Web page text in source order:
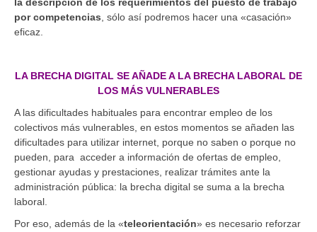
la descripción de los requerimientos del puesto de trabajo
por competencias, sólo así podremos hacer una «casación»
eficaz.
LA BRECHA DIGITAL SE AÑADE A LA BRECHA LABORAL DE
LOS MÁS VULNERABLES
A las dificultades habituales para encontrar empleo de los
colectivos más vulnerables, en estos momentos se añaden las
dificultades para utilizar internet, porque no saben o porque no
pueden, para acceder a información de ofertas de empleo,
gestionar ayudas y prestaciones, realizar trámites ante la
administración pública: la brecha digital se suma a la brecha
laboral.
Por eso, además de la «teleorientación» es necesario reforzar